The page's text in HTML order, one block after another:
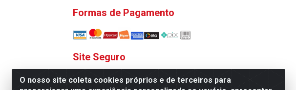
O nosso site coleta cookies próprios e de terceiros para
Formas de Pagamento
Site Seguro